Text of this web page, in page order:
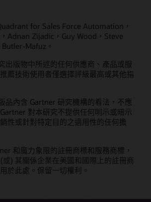
繫
Connect 以實現對等協同合作、最佳實
習解決方案。
理？
配套？
？
for Sales Force Automation，
Adnan Zijadic，Guy Wood，Steve
Mafuz。
出版物中所述的任何供應商、產品或服
薦技術使用者僅選擇評級最高或其他指
品內含 Gartner 研究機構的看法，不應
對本研究不提供任何明示或暗示
性或針對特定目的之適用性的任何擔
和魔力象限的註冊商標和服務商標，
或) 其關係企業在美國和國際上的註冊商
於此處。保留一切權利。